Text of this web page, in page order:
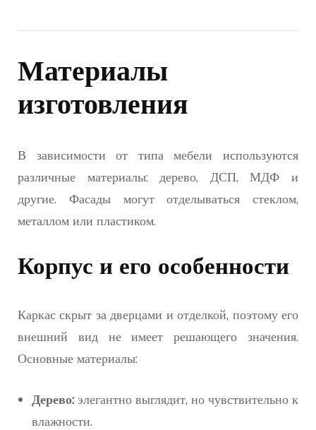
Материалы
изготовления
В зависимости от типа мебели используются
различные материалы: дерево, ДСП, МДФ и
другие. Фасады могут отделываться стеклом,
металлом или пластиком.
Корпус и его особенности
Каркас скрыт за дверцами и отделкой, поэтому его
внешний вид не имеет решающего значения.
Основные материалы:
Дерево: элегантно выглядит, но чувствительно к
влажности.